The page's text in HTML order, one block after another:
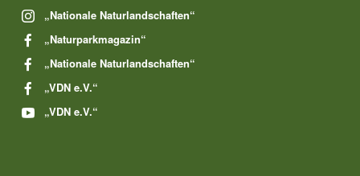
„Nationale Naturlandschaften“
„Naturparkmagazin“
„Nationale Naturlandschaften“
„VDN e.V.“
„VDN e.V.“